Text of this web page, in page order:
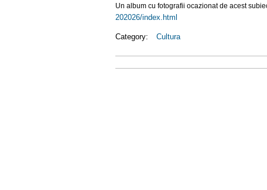
Un album cu fotografii ocazionat de acest
202026/index.html
Category: Cultura